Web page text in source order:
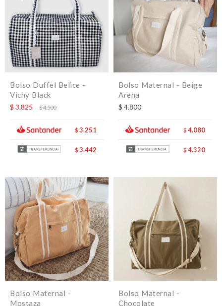
Bolso Duffel Belice -
Vichy Black
$ 3.825 $4.500
$ 3.251
$ 3.442
Bolso Maternal - Beige
Arena
$ 4.800
$ 4.080
$ 4.320
Bolso Maternal -
Mostaza
Bolso Maternal -
Chocolate